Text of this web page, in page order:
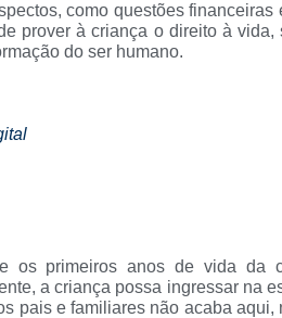
como questões financeiras
prover à criança o direito à vida,
do ser humano.
os primeiros anos de vida da
a criança possa ingressar na
pais e familiares não acaba aqui,